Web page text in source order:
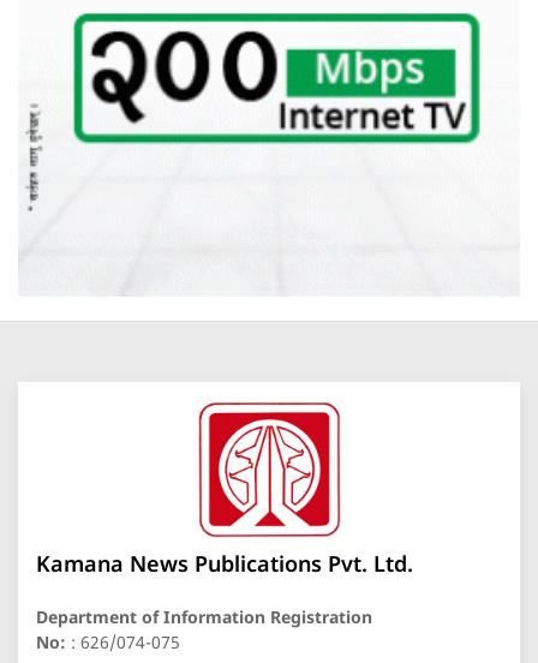
Kamana News Publications Pvt. Ltd.
Department of Information Registration
No: : 626/074-075